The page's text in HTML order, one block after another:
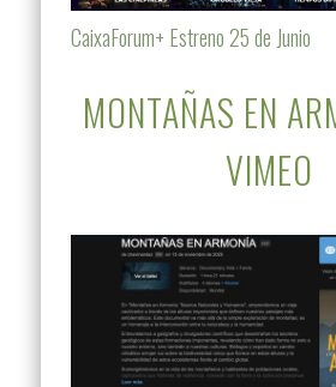
CaixaForum+ Estreno 25 de Junio
MONTAÑAS EN
VIMEO